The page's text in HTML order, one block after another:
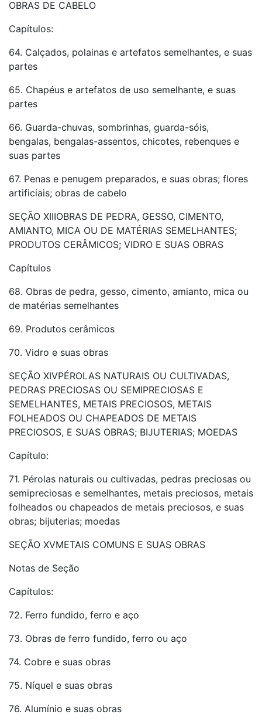
OBRAS DE CABELO
Capítulos:
64. Calçados, polainas e artefatos semelhantes, e suas
partes
65. Chapéus e artefatos de uso semelhante, e suas
partes
66. Guarda-chuvas, sombrinhas, guarda-sóis,
bengalas, bengalas-assentos, chicotes, rebenques e
suas partes
67. Penas e penugem preparados, e suas obras; flores
artificiais; obras de cabelo
SEÇÃO XIIIOBRAS DE PEDRA, GESSO, CIMENTO,
AMIANTO, MICA OU DE MATÉRIAS SEMELHANTES;
PRODUTOS CERÂMICOS; VIDRO E SUAS OBRAS
Capítulos
68. Obras de pedra, gesso, cimento, amianto, mica ou
de matérias semelhantes
69. Produtos cerâmicos
70. Vidro e suas obras
SEÇÃO XIVPÉROLAS NATURAIS OU CULTIVADAS,
PEDRAS PRECIOSAS OU SEMIPRECIOSAS E
SEMELHANTES, METAIS PRECIOSOS, METAIS
FOLHEADOS OU CHAPEADOS DE METAIS
PRECIOSOS, E SUAS OBRAS; BIJUTERIAS; MOEDAS
Capítulo:
71. Pérolas naturais ou cultivadas, pedras preciosas ou
semipreciosas e semelhantes, metais preciosos, metais
folheados ou chapeados de metais preciosos, e suas
obras; bijuterias; moedas
SEÇÃO XVMETAIS COMUNS E SUAS OBRAS
Notas de Seção
Capítulos:
72. Ferro fundido, ferro e aço
73. Obras de ferro fundido, ferro ou aço
74. Cobre e suas obras
75. Níquel e suas obras
76. Alumínio e suas obras